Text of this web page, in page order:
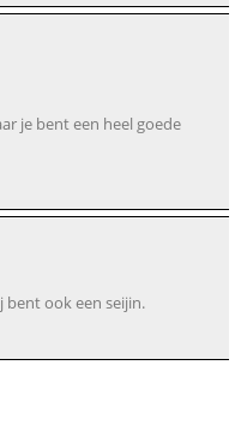
je bent een heel goede
bent ook een seijin.